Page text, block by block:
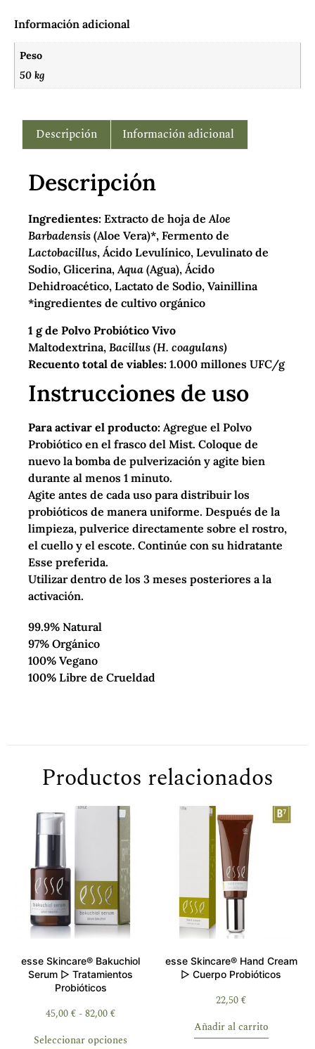
Información adicional
Peso
50 kg
Descripción Información adicional
Descripción
Ingredientes: Extracto de hoja deAloe
Barbadensis (Aloe Vera)*, Fermento de
Lactobacillus, Ácido Levulínico, Levulinato de
Sodio, Glicerina,Aqua (Agua), Ácido
Dehidroacético, Lactato de Sodio, Vainillina
*ingredientes de cultivo orgánico
1 g de Polvo Probiótico Vivo
Maltodextrina, Bacillus (H. coagulans)
Recuento total de viables: 1.000 millones UFC/g
Instrucciones de uso
Para activar el producto: Agregue el Polvo
Probiótico en el frasco del Mist. Coloque de
nuevo la bomba de pulverización y agite bien
durante al menos 1 minuto.
Agite antes de cada uso para distribuir los
probióticos de manera uniforme. Después de la
limpieza, pulverice directamente sobre el rostro,
el cuello y el escote. Continúe con su hidratante
Esse preferida.
Utilizar dentro de los 3 meses posteriores a la
activación.
99.9% Natural
97% Orgánico
100% Vegano
100% Libre de Crueldad
Productos relacionados
esse Skincare® Bakuchiol
Serum ▷ Tratamientos
Probióticos
45,00€-82,00€
Seleccionar opciones
esse Skincare® Hand Cream
▷ Cuerpo Probióticos
22,50€
Añadir al carrito